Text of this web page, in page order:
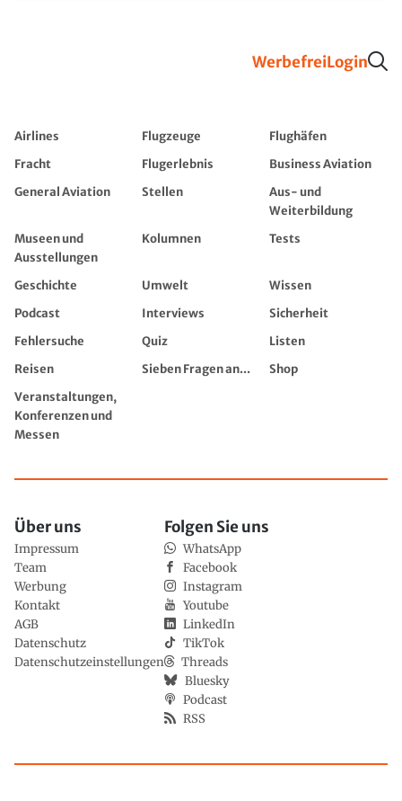
WerbefreiLogin
Airlines Flugzeuge
Flughäfen
Fracht
Flugerlebnis
Business Aviation
General Aviation
Stellen
Aus- und
Weiterbildung
Museen und
Ausstellungen
Kolumnen Tests
Geschichte Umwelt
Wissen
Podcast
Interviews
Sicherheit
Fehlersuche
Quiz
Listen
Reisen
Sieben Fragen an...
Shop
Veranstaltungen,
Konferenzen und
Messen
Über uns
Impressum
Team
Werbung
Kontakt
AGB
Datenschutz
Datenschutzeinstellungen
Folgen Sie uns
WhatsApp
Facebook
Instagram
Youtube
LinkedIn
TikTok
Threads
Bluesky
Podcast
RSS